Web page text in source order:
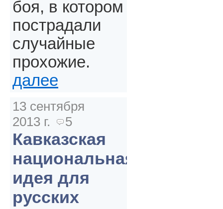
боя, в котором
пострадали
случайные
прохожие.
далее
13 сентября
2013 г.
5
Кавказская
национальная
идея для
русских